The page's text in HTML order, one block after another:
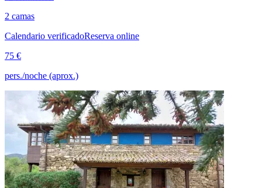
2 camas
Calendario verificadoReserva online
75 €
pers./noche (aprox.)